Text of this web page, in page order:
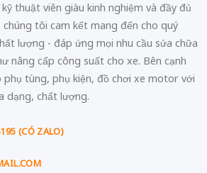
thuật viên giàu kinh nghiệm và đầy đủ
tôi cam kết mang đến cho quý
lượng - đáp ứng mọi nhu cầu sửa chữa
nâng cấp công suất cho xe. Bên cạnh
phụ tùng, phụ kiện, đồ chơi xe motor với
dạng, chất lượng.
(CÓ ZALO)